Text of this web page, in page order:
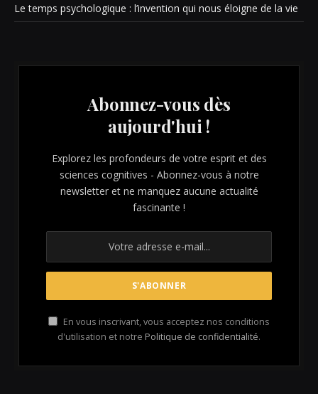
Le temps psychologique : l’invention qui nous éloigne de la vie
Abonnez-vous dès
aujourd'hui !
Explorez les profondeurs de votre esprit et des
sciences cognitives - Abonnez-vous à notre
newsletter et ne manquez aucune actualité
fascinante !
En vous inscrivant, vous acceptez nos conditions
d'utilisation et notre Politique de confidentialité.